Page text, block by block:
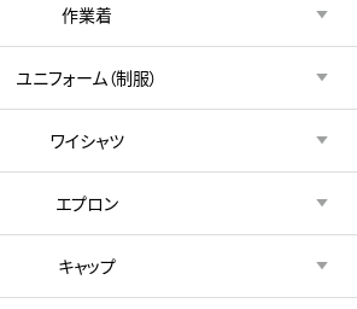
作業着
ユニフォーム（制服）
ワイシャツ
エプロン
キャップ